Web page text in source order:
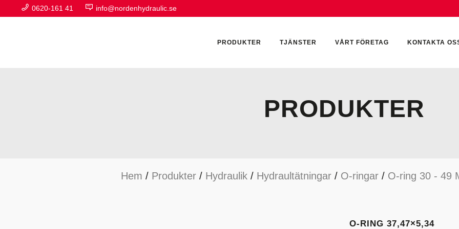
0620-161 41 info@nordenhydraulic.se
PRODUKTER
HYDRAULIKTILLBEHÖR HYDRAULMOTORER
TJÄNSTER VÅRT FÖRETAG KONTAKTA
PRODUKTER
Hem / Produkter / Hydraulik / Hydraultätningar / O-ringar / O-ring 30 - 49
O-RING 37,47×5,34